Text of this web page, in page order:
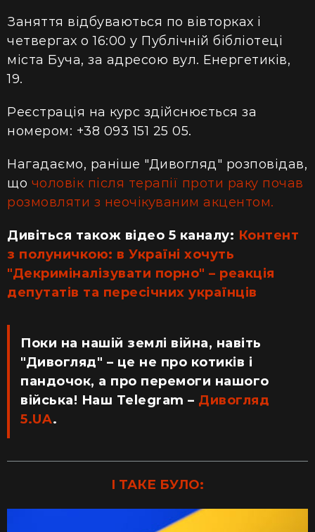
Заняття відбуваються по вівторках і
четвергах о 16:00 у Публічній бібліотеці
міста Буча, за адресою вул. Енергетиків,
19.
Реєстрація на курс здійснюється за
номером: +38 093 151 25 05.
Нагадаємо, раніше "Дивогляд" розповідав,
що чоловік після терапії проти раку почав
розмовляти з неочікуваним акцентом.
Дивіться також відео 5 каналу: Контент
з полуничкою: в Україні хочуть
"Декриміналізувати порно" – реакція
депутатів та пересічних українців
Поки на нашій землі війна, навіть
"Дивогляд" – це не про котиків і
пандочок, а про перемоги нашого
війська! Наш Telegram – Дивогляд
5.UA.
І ТАКЕ БУЛО: